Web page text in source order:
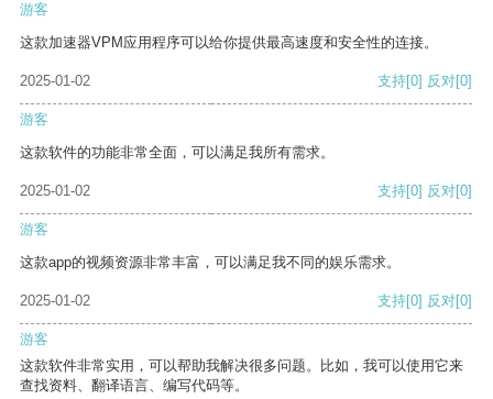
游客
这款加速器VPM应用程序可以给你提供最高速度和安全性的连接。
2025-01-02 支持[0] 反对[0]
游客
这款软件的功能非常全面，可以满足我所有需求。
2025-01-02 支持[0] 反对[0]
游客
这款app的视频资源非常丰富，可以满足我不同的娱乐需求。
2025-01-02 支持[0] 反对[0]
游客
这款软件非常实用，可以帮助我解决很多问题。比如，我可以使用它来
查找资料、翻译语言、编写代码等。